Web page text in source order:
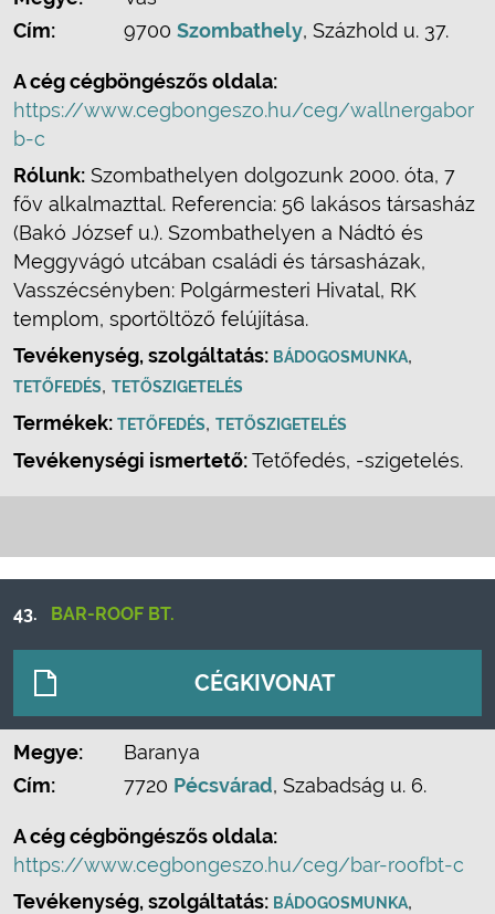
Cím:
9700 Szombathely, Százhold u. 37.
A cég cégböngészős oldala:
https://www.cegbongeszo.hu/ceg/wallnergabor
b-c
Rólunk: Szombathelyen dolgozunk 2000. óta, 7
főv alkalmazttal. Referencia: 56 lakásos társasház
(Bakó József u.). Szombathelyen a Nádtó és
Meggyvágó utcában családi és társasházak,
Vasszécsényben: Polgármesteri Hivatal, RK
templom, sportöltöző felújítása.
Tevékenység, szolgáltatás: BÁDOGOSMUNKA,
TETŐFEDÉS, TETŐSZIGETELÉS
Termékek: TETŐFEDÉS, TETŐSZIGETELÉS
Tevékenységi ismertető:Tetőfedés, -szigetelés.
43. BAR-ROOF BT.
CÉGKIVONAT
Megye:
Baranya
Cím:
7720 Pécsvárad, Szabadság u. 6.
A cég cégböngészős oldala:
https://www.cegbongeszo.hu/ceg/bar-roofbt-c
Tevékenység, szolgáltatás: BÁDOGOSMUNKA,